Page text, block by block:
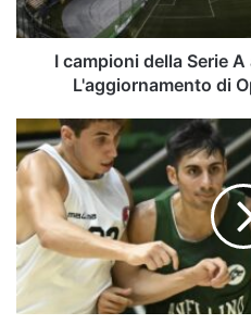
Lombardi?
L'aggiornamento
Operazione
I campioni della Serie
L'aggiornamento di
Avellino
Basket,
sfida
a
Pesaro
nella
Dukes
Cup